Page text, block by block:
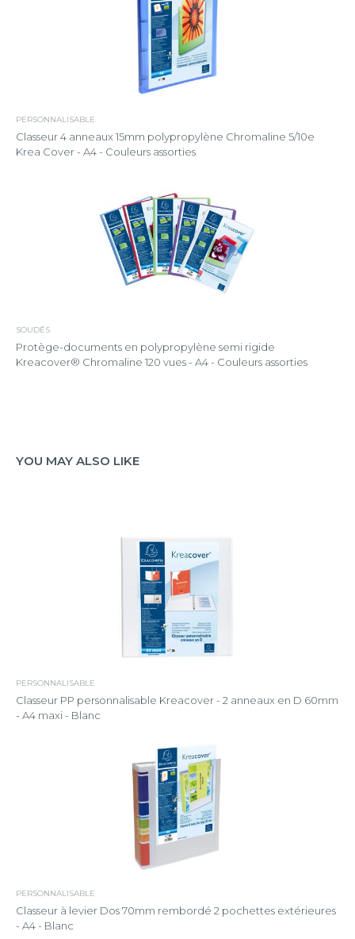
PERSONNALISABLE
Classeur 4 anneaux 15mm polypropylène Chromaline 5/10e
Krea Cover - A4 - Couleurs assorties
SOUDÉS
Protège-documents en polypropylène semi rigide
Kreacover® Chromaline 120 vues - A4 - Couleurs assorties
YOU MAY ALSO LIKE
PERSONNALISABLE
Classeur PP personnalisable Kreacover - 2 anneaux en D 60mm
- A4 maxi - Blanc
PERSONNALISABLE
Classeur à levier Dos 70mm rembordé 2 pochettes extérieures
- A4 - Blanc